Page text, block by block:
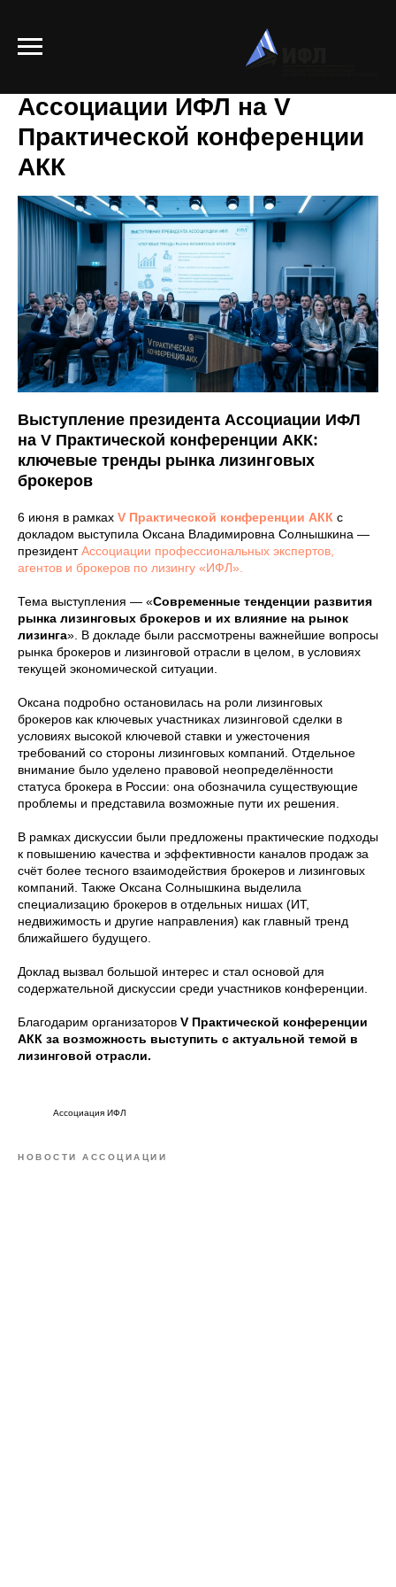
Ассоциации ИФЛ на V
Практической конференции
АКК
Выступление президента Ассоциации ИФЛ
на V Практической конференции АКК:
ключевые тренды рынка лизинговых
брокеров
6 июня в рамках V Практической конференции АКК с
докладом выступила Оксана Владимировна Солнышкина —
президентАссоциации профессиональных экспертов,
агентов и брокеров по лизингу «ИФЛ».
Тема выступления — «Современные тенденции развития
рынка лизинговых брокеров и их влияние на рынок
лизинга». В докладе были рассмотрены важнейшие вопросы
рынка брокеров и лизинговой отрасли в целом, в условиях
текущей экономической ситуации.
Оксана подробно остановилась на роли лизинговых
брокеров как ключевых участниках лизинговой сделки в
условиях высокой ключевой ставки и ужесточения
требований со стороны лизинговых компаний. Отдельное
внимание было уделено правовой неопределённости
статуса брокера в России: она обозначила существующие
проблемы и представила возможные пути их решения.
В рамках дискуссии были предложены практические подходы
к повышению качества и эффективности каналов продаж за
счёт более тесного взаимодействия брокеров и лизинговых
компаний. Также Оксана Солнышкина выделила
специализацию брокеров в отдельных нишах (ИТ,
недвижимость и другие направления) как главный тренд
ближайшего будущего.
Доклад вызвал большой интерес и стал основой для
содержательной дискуссии среди участников конференции.
Благодарим организаторов V Практической конференции
АКК за возможность выступить с актуальной темой в
лизинговой отрасли.
Ассоциация ИФЛ
НОВОСТИ АССОЦИАЦИИ